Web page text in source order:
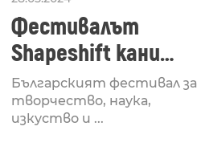
Фестивалът
Shapeshift кани
Fabrizio Mammarella
за откриването си
Българският фестивал за
творчество, наука,
изкуство и ...